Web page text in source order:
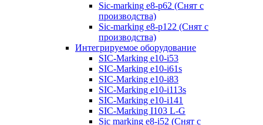
Sic-marking e8-p62 (Снят с
производства)
Sic-marking e8-p122 (Снят с
производства)
Интегрируемое оборудование
SIC-Marking e10-i53
SIC-Marking e10-i61s
SIC-Marking e10-i83
SIC-Marking e10-i113s
SIC-Marking e10-i141
SIC-Marking I103 L-G
Sic marking e8-i52 (Снят с